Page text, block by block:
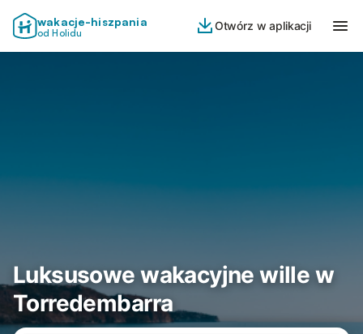
wakacje-hiszpania
od Holidu
Otwórz w aplikacji
Luksusowe wakacyjne wille w
Torredembarra